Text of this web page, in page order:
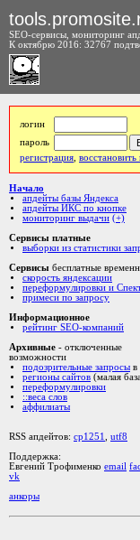
SEO-сервисы, мониторинг
К октябрю 2016: 32767
логин
пароль
регистрация восстановить
Начало
апдейты базы Яндекса
апдейты ИКС по кнопке
мониторинг выдачи (+)
Сервисы платные
выборки из статистики
Сервисы бесплатные
скорость яндексации
переформулировки и
примеси по запросу
Информационное
рейтинг SEO-компаний
Архивные - отключенные
возможности
подозрительные запросы в
регионы сайтов (малая
переформулировки
::веса слов
аффилиаты
RSS апдейтов: cp1251
utf8
Поддержка:
Евгений Трофименко email
vk
анкоры